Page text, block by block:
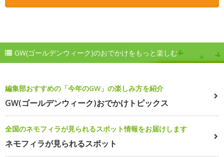
GW(ゴールデンウィーク)のおでかけをもっと楽しむ
編集部おすすめの「今年のGW」の楽しみ方を紹介
GW(ゴールデンウィーク)おでかけトピックス
全国のネモフィラが見られるスポット情報をお届けします
ネモフィラが見られるスポット